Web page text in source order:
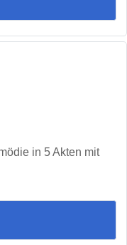
in 5 Akten mit